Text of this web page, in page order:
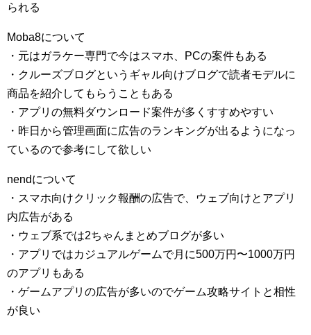
られる
Moba8について
・元はガラケー専門で今はスマホ、PCの案件もある
・クルーズブログというギャル向けブログで読者モデルに
商品を紹介してもらうこともある
・アプリの無料ダウンロード案件が多くすすめやすい
・昨日から管理画面に広告のランキングが出るようになっ
ているので参考にして欲しい
nendについて
・スマホ向けクリック報酬の広告で、ウェブ向けとアプリ
内広告がある
・ウェブ系では2ちゃんまとめブログが多い
・アプリではカジュアルゲームで月に500万円〜1000万円
のアプリもある
・ゲームアプリの広告が多いのでゲーム攻略サイトと相性
が良い